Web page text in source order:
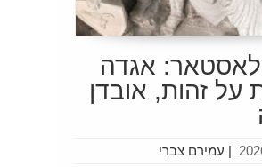
אגדה
על זהות, אובדן
עמירם צברי |